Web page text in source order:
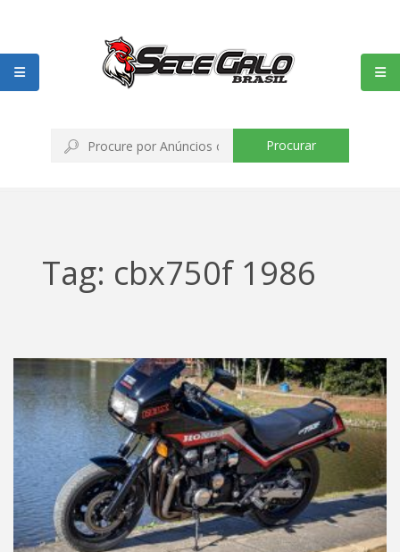
Procurar
Tag: cbx750f 1986